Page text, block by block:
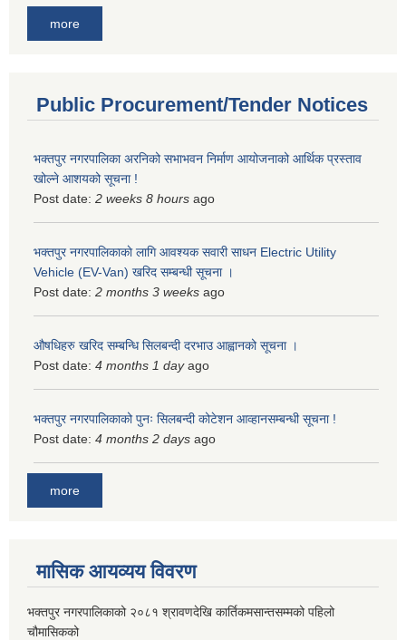
more
Public Procurement/Tender Notices
भक्तपुर नगरपालिका अरनिको सभाभवन निर्माण आयोजनाको आर्थिक प्रस्ताव
खोल्ने आशयको सूचना !
Post date: 2 weeks 8 hours ago
भक्तपुर नगरपालिकाकाे लागि आवश्यक सवारी साधन Electric Utility
Vehicle (EV-Van) खरिद सम्बन्धी सूचना ।
Post date: 2 months 3 weeks ago
औषधिहरु खरिद सम्बन्धि सिलबन्दी दरभाउ आह्वानको सूचना ।
Post date: 4 months 1 dayago
भक्तपुर नगरपालिकाको पुनः सिलबन्दी कोटेशन आव्हानसम्बन्धी सूचना !
Post date: 4 months 2 days ago
more
मासिक आयव्यय विवरण
भक्तपुर नगरपालिकाको २०८१ श्रावणदेखि कार्तिकमसान्तसम्मको पहिलो
चौमासिकको